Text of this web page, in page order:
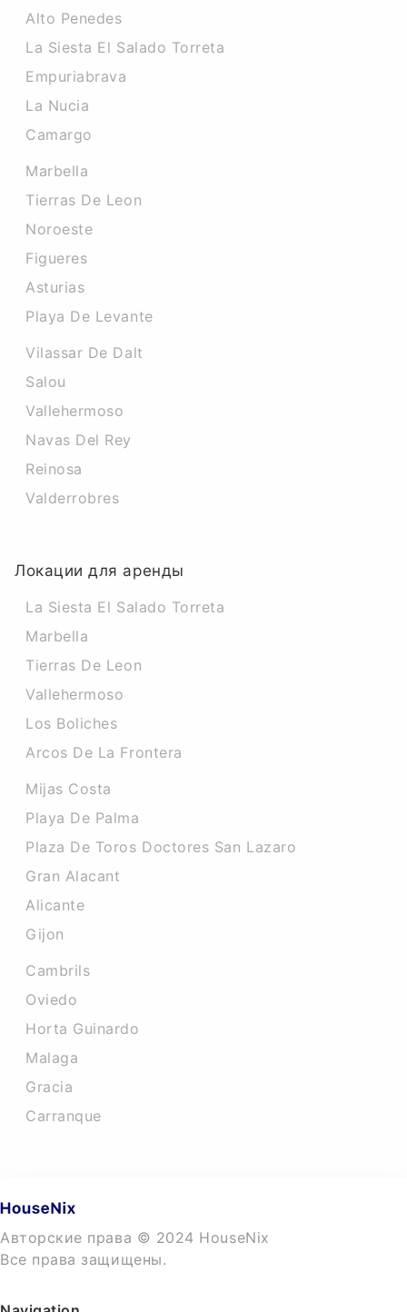
Alto Penedes
La Siesta El Salado Torreta
Empuriabrava
La Nucia
Camargo
Marbella
Tierras De Leon
Noroeste
Figueres
Asturias
Playa De Levante
Vilassar De Dalt
Salou
Vallehermoso
Navas Del Rey
Reinosa
Valderrobres
Локации для аренды
La Siesta El Salado Torreta
Marbella
Tierras De Leon
Vallehermoso
Los Boliches
Arcos De La Frontera
Mijas Costa
Playa De Palma
Plaza De Toros Doctores San Lazaro
Gran Alacant
Alicante
Gijon
Cambrils
Oviedo
Horta Guinardo
Malaga
Gracia
Carranque
Авторские права © 2024 HouseNix
Все права защищены.